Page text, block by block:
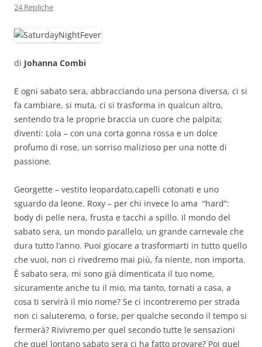
24 Repliche
di Johanna Combi
E ogni sabato sera, abbracciando una persona diversa, ci si
fa cambiare, si muta, ci si trasforma in qualcun altro,
sentendo tra le proprie braccia un cuore che palpita;
diventi: Lola – con una corta gonna rossa e un dolce
profumo di rose, un sorriso malizioso per una notte di
passione.
Georgette – vestito leopardato,capelli cotonati e uno
sguardo da leone. Roxy – per chi invece lo ama “hard”:
body di pelle nera, frusta e tacchi a spillo. Il mondo del
sabato sera, un mondo parallelo, un grande carnevale che
dura tutto l’anno. Puoi giocare a trasformarti in tutto quello
che vuoi, non ci rivedremo mai più, fa niente, non importa.
È sabato sera, mi sono già dimenticata il tuo nome,
sicuramente anche tu il mio, ma tanto, tornati a casa, a
cosa ti servirà il mio nome? Se ci incontreremo per strada
non ci saluteremo, o forse, per qualche secondo il tempo si
fermerà? Rivivremo per quel secondo tutte le sensazioni
che quel lontano sabato sera ci ha fatto provare? Poi quel